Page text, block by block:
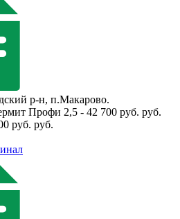
р-н, п.Макарово.
Профи 2,5 - 42 700 руб. руб.
руб. руб.